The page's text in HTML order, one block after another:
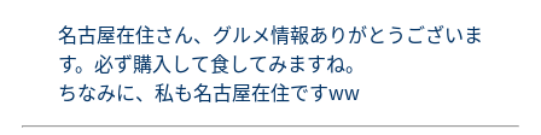
名古屋在住さん、グルメ情報ありがとうございま
す。必ず購入して食してみますね。
ちなみに、私も名古屋在住ですww